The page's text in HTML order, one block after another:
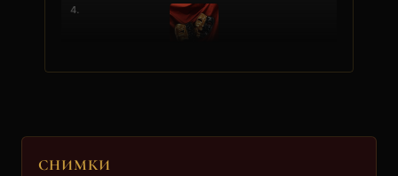
4.
Диана Спасова
СНИМКИ